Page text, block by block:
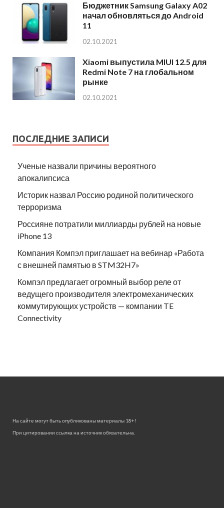
Бюджетник Samsung Galaxy A02
начал обновляться до Android
11
02.10.2021
Xiaomi выпустила MIUI 12.5 для
Redmi Note 7 на глобальном
рынке
02.10.2021
ПОСЛЕДНИЕ ЗАПИСИ
Ученые назвали причины вероятного
апокалипсиса
Историк назвал Россию родиной политического
терроризма
Россияне потратили миллиарды рублей на новые
iPhone 13
Компания Компэл приглашает на вебинар «Работа
с внешней памятью в STM32H7»
Компэл предлагает огромный выбор реле от
ведущего производителя электромеханических
коммутирующих устройств — компании TE
Connectivity
На сайте могут быть опубликованы материалы 18+!
При цитировании ссылка на источник обязательна.